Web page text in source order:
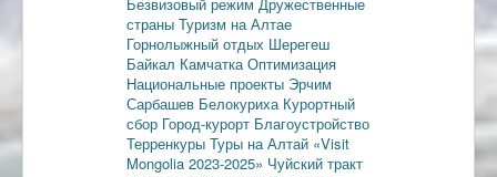
страны Туризм на Алтае
Горнолыжный отдых Шерегеш
Байкал Камчатка Оптимизация
Национальные проекты Эрчим
Сарбашев Белокуриха Курортный
сбор Город-курорт Благоустройство
Терренкуры Туры на Алтай «Visit
Mongolia 2023-2025» Чуйский тракт